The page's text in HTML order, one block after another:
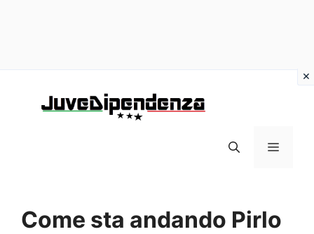
MENU
Come sta andando Pirlo